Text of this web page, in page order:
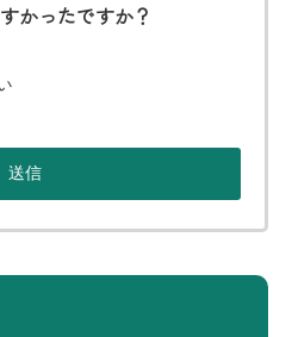
かったですか？